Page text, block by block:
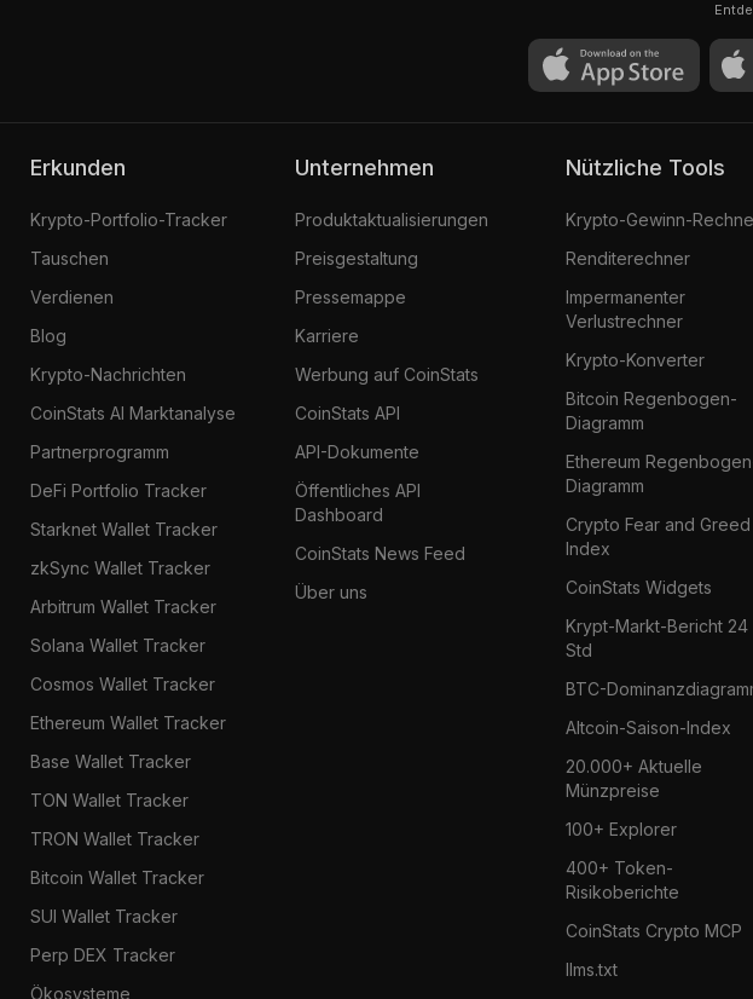
Erkunden
Krypto-Portfolio-Tracker
Tauschen
Verdienen
Blog
Krypto-Nachrichten
CoinStats AI Marktanalyse
Partnerprogramm
DeFi Portfolio Tracker
Starknet Wallet Tracker
zkSync Wallet Tracker
Arbitrum Wallet Tracker
Solana Wallet Tracker
Cosmos Wallet Tracker
Ethereum Wallet Tracker
Base Wallet Tracker
TON Wallet Tracker
TRON Wallet Tracker
Bitcoin Wallet Tracker
SUI Wallet Tracker
Perp DEX Tracker
Ökosysteme
Unternehmen
Produktaktualisierungen
Preisgestaltung
Pressemappe
Karriere
Werbung auf CoinStats
CoinStats API
API-Dokumente
Öffentliches API
Dashboard
CoinStats News Feed
Über uns
Nützliche Tools
Krypto-Gewinn-
Renditerechner
Impermanenter
Verlustrechner
Krypto-Konverter
Bitcoin Regenbogen-
Diagramm
Ethereum
Diagramm
Crypto Fear and Greed
Index
CoinStats Widgets
Krypt-Markt-Bericht 24
Std
BTC-
Altcoin-Saison-Index
20.000+ Aktuelle
Münzpreise
100+ Explorer
400+ Token-
Risikoberichte
CoinStats Crypto MCP
llms.txt